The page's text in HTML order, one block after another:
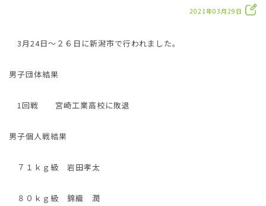
2021年03月29日
3月24日～２６日に新潟市で行われました。
男子団体結果
1回戦 宮崎工業高校に敗退
男子個人戦結果
７１ｋｇ級 岩田孝太
８０ｋｇ級 錦織 潤